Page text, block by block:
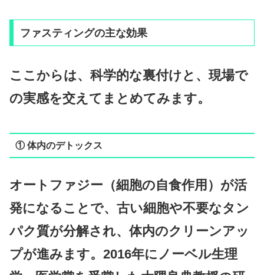
ファスティングの主な効果
ここからは、科学的な裏付けと、現場で
の実感を交えてまとめてみます。
① 体内のデトックス
オートファジー（細胞の自食作用）が活
発になることで、古い細胞や不要なタン
パク質が分解され、体内のクリーンアッ
プが進みます。2016年にノーベル生理